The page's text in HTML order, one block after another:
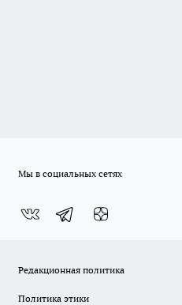
Мы в социальных сетях
Редакционная политика
Политика этики